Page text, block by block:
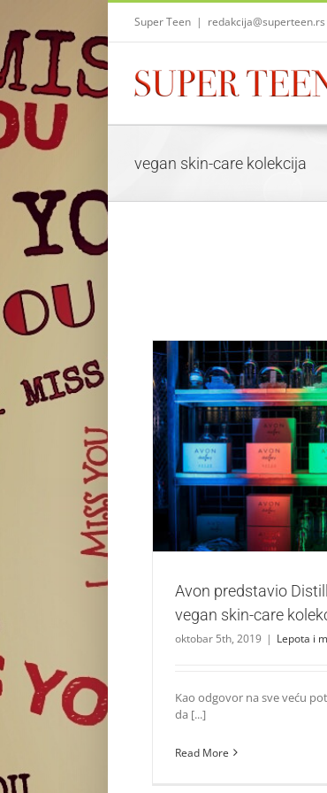
content
Super Teen | redakcija@superteen.rs
vegan skin-care kolekcija
Avon predstavio Distillery
Avon predstavio
vegan skin-care
oktobar 5th, 2019 | Lepota i
Kao odgovor na sve veću
da [...]
Read More